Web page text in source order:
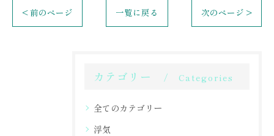
< 前のページ 一覧に戻る 次のページ >
カテゴリー Categories
全てのカテゴリー
浮気